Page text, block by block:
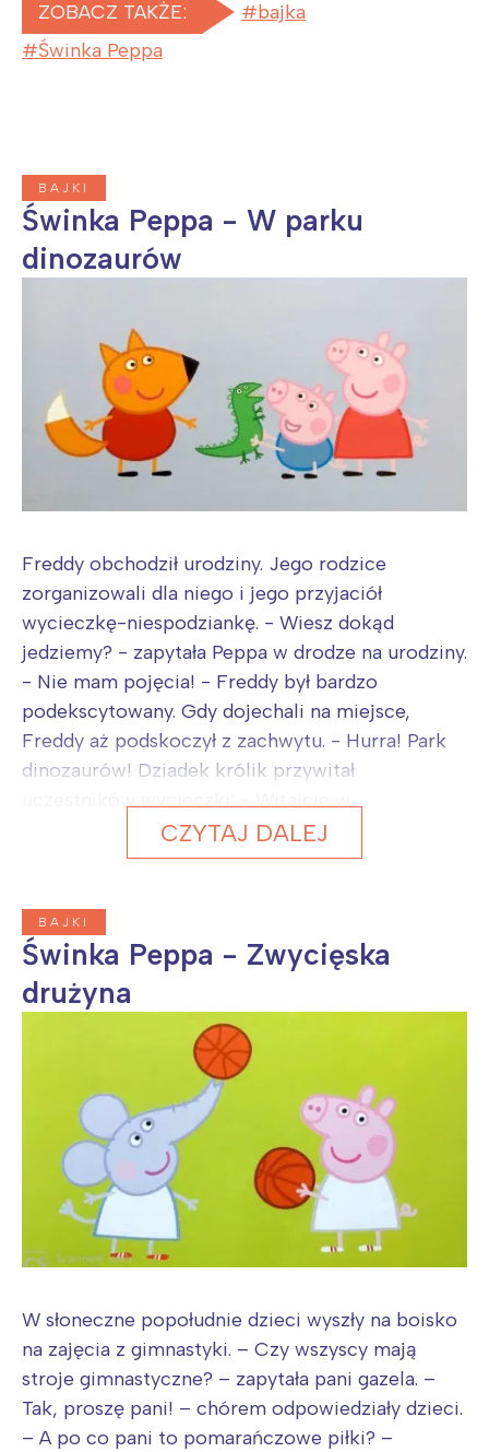
ZOBACZ TAKŻE:
bajka
Świnka Peppa
BAJKI
Świnka Peppa - W parku
dinozaurów
Freddy obchodził urodziny. Jego rodzice
zorganizowali dla niego i jego przyjaciół
wycieczkę-niespodziankę. - Wiesz dokąd
jedziemy? - zapytała Peppa w drodze na urodziny.
- Nie mam pojęcia! - Freddy był bardzo
podekscytowany. Gdy dojechali na miejsce,
Freddy aż podskoczył z zachwytu. - Hurra! Park
dinozaurów! Dziadek królik przywitał
CZYTAJ DALEJ
BAJKI
Świnka Peppa - Zwycięska
drużyna
W słoneczne popołudnie dzieci wyszły na boisko
na zajęcia z gimnastyki. – Czy wszyscy mają
stroje gimnastyczne? – zapytała pani gazela. –
Tak, proszę pani! – chórem odpowiedziały dzieci.
– A po co pani to pomarańczowe piłki? –